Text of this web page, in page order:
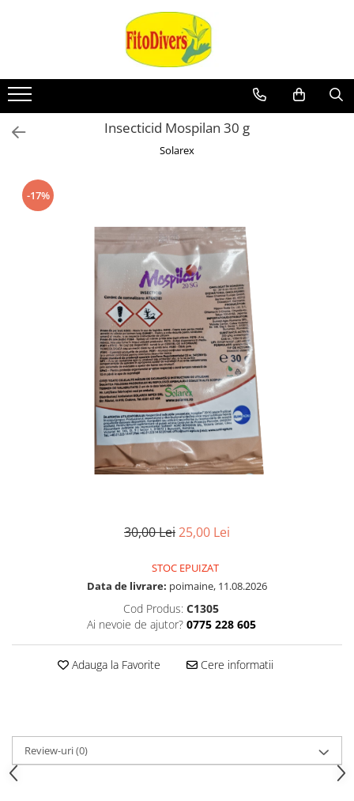
Insecticid Mospilan 30 g
Solarex
-17%
30,00 Lei25,00 Lei
STOC EPUIZAT
Data de livrare: poimaine, 11.08.2026
Cod Produs: C1305
Ai nevoie de ajutor? 0775 228 605
Adauga la Favorite Cere informatii
Review-uri(0)